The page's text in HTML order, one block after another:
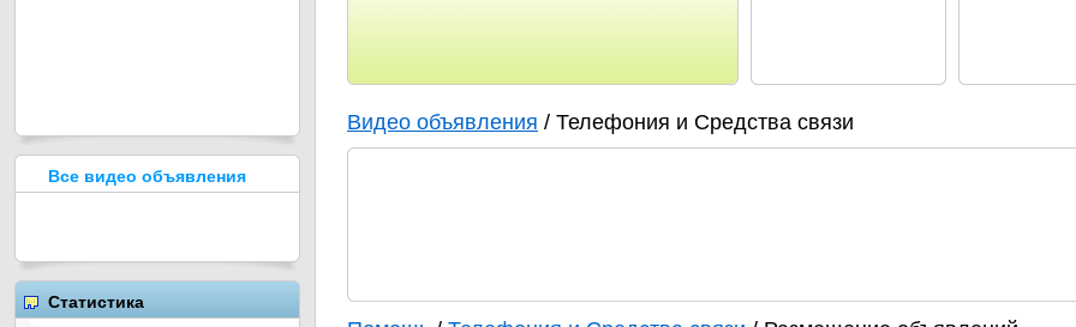
Видео объявления / Телефония и Средства связи
Все видео объявления
Статистика